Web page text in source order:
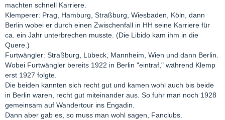
machten schnell Karriere.
Klemperer: Prag, Hamburg, Straßburg, Wiesbaden, Köln, dann
Berlin wobei er durch einen Zwischenfall in HH seine Karriere für
ca. ein Jahr unterbrechen musste. (Die Libido kam ihm in die
Quere.)
Furtwängler: Straßburg, Lübeck, Mannheim, Wien und dann Berlin.
Wobei Furtwängler bereits 1922 in Berlin "eintraf," während Klemp
erst 1927 folgte.
Die beiden kannten sich recht gut und kamen wohl auch bis beide
in Berlin waren, recht gut miteinander aus. So fuhr man noch 1928
gemeinsam auf Wandertour ins Engadin.
Dann aber gab es, so muss man wohl sagen, Fanclubs.